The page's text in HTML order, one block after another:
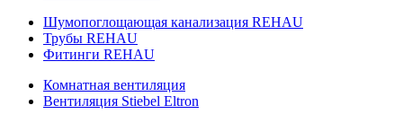
Шумопоглощающая канализация REHAU
Трубы REHAU
Фитинги REHAU
Комнатная вентиляция
Вентиляция Stiebel Eltron